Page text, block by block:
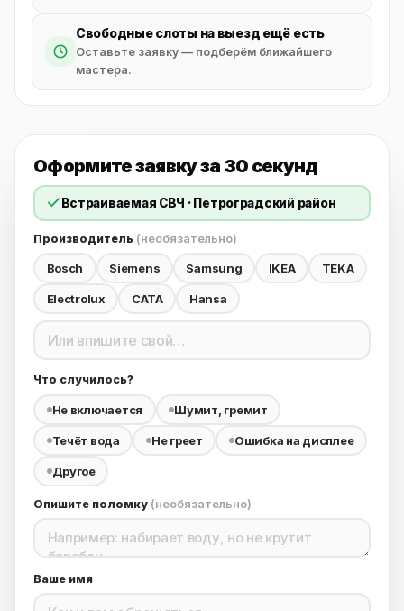
Свободные слоты на выезд ещё есть
Оставьте заявку — подберём ближайшего
мастера.
Оформите заявкуза 30 секунд
встраиваемая СВЧ · Петроградский район
Производитель (необязательно)
Bosch Siemens Samsung IKEA TEKA
Electrolux CATA Hansa
Что случилось?
Не включается Шумит, гремит
Течёт вода Не греет Ошибка на дисплее
Другое
Опишите поломку (необязательно)
Ваше имя